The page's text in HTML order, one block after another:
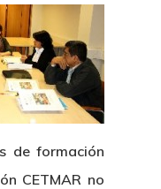
de formación
CETMAR no